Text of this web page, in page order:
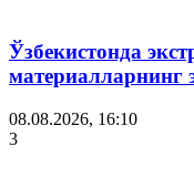
Ўзбекистонда
материалларнинг
08.08.2026, 16:10
3